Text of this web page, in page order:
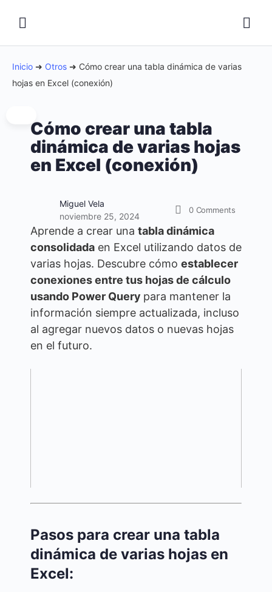
Inicio ➜ Otros ➜ Cómo crear una tabla dinámica de varias
hojas en Excel (conexión)
Cómo crear una tabla
dinámica de varias hojas
en Excel (conexión)
Miguel Vela
noviembre 25, 2024
0 Comments
Aprende a crear una tabla dinámica
consolidada en Excel utilizando datos de
varias hojas. Descubre cómo establecer
conexiones entre tus hojas de cálculo
usando Power Query para mantener la
información siempre actualizada, incluso
al agregar nuevos datos o nuevas hojas
en el futuro.
Pasos para crear una tabla
dinámica de varias hojas en
Excel: